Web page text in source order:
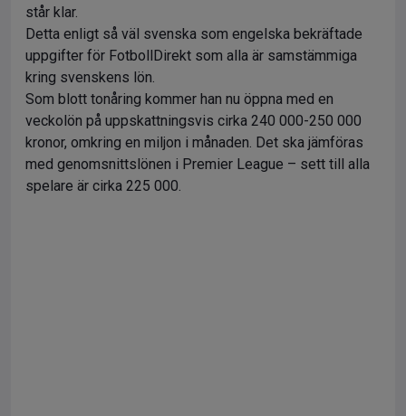
står klar.
Detta enligt så väl svenska som engelska bekräftade
uppgifter för FotbollDirekt som alla är samstämmiga
kring svenskens lön.
Som blott tonåring kommer han nu öppna med en
veckolön på uppskattningsvis cirka 240 000-250 000
kronor, omkring en miljon i månaden. Det ska jämföras
med genomsnittslönen i Premier League – sett till alla
spelare är cirka 225 000.